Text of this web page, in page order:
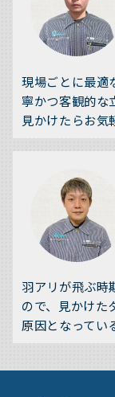
現場ごとに最適
寧かつ客観的な
見かけたらお気
羽アリが飛ぶ時
ので、見かけた
原因となってい